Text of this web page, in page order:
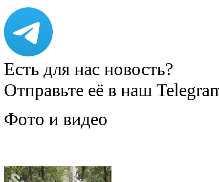
Есть для нас новость?
Отправьте её в наш
Фото и видео